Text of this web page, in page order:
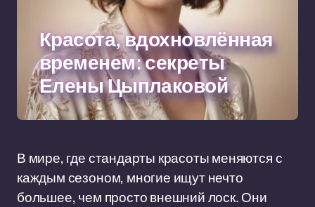
Красота, вдохновлённая
временем: секреты
Елены Цыплаковой
В мире, где стандарты красоты меняются с
каждым сезоном, многие ищут нечто
большее, чем просто внешний лоск. Они